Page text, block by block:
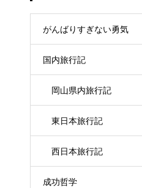
がんばりすぎない勇気
国内旅行記
岡山県内旅行記
東日本旅行記
西日本旅行記
成功哲学